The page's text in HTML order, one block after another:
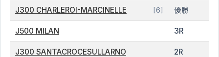
J300 CHARLEROI-MARCINELLE [6] 優勝
J500 MILAN 3R
J300 SANTACROCESULLARNO 2R